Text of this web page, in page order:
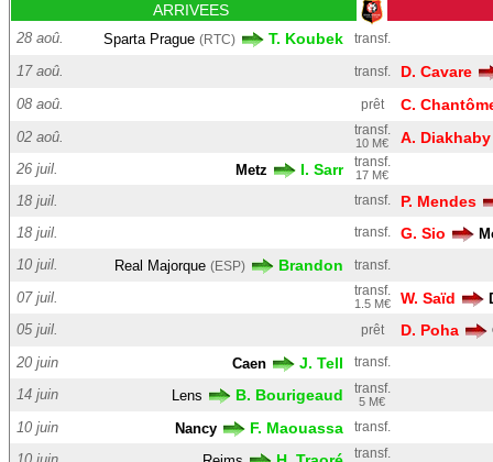
ARRIVEES
28 aoû. Sparta Prague (RTC) T. Koubek transf.
17 aoû. transf. D. Cavare
08 aoû. prêt C.
02 aoû. transf.
10 M€ A. Diakhaby
26 juil. Metz I. Sarr transf.
17 M€
18 juil. transf. P. Mendes
18 juil. transf. G. Sio
10 juil.
Real Majorque (ESP) Brandon transf.
07 juil. transf.
1.5 M€ W. Saïd
05 juil.
prêt D. Poha
20 juin
Caen J. Tell transf.
14 juin Lens B. Bourigeaud transf.
5 M€
10 juin Nancy F. Maouassa transf.
transf.